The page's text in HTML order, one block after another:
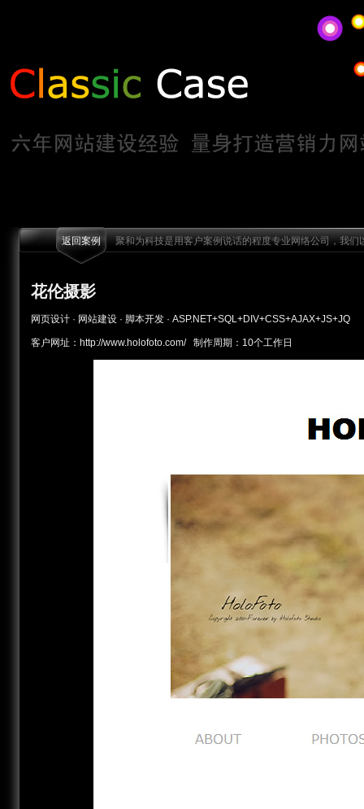
返回案例聚和为科技是用客户案例说话的程度专业网络公司，我们
花伦摄影
网页设计 · 网站建设 · 脚本开发 · ASP.NET+SQL+DIV+CSS+AJAX+JS+JQ
客户网址：http://www.holofoto.com/ 制作周期：10个工作日